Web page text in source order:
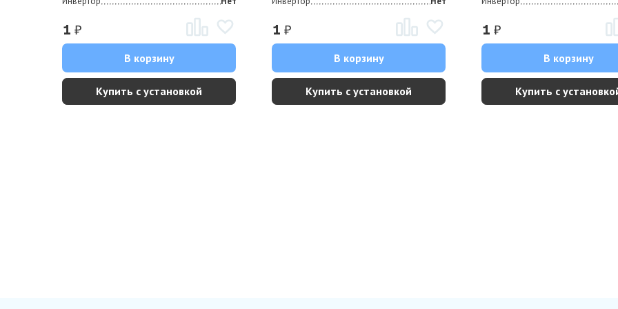
1₽
В корзину
Купить с установкой
1₽
В корзину
Купить с установкой
1₽
В корзину
Купить с